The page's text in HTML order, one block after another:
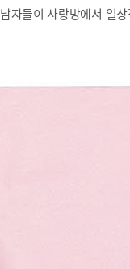
남자들이 사랑방에서 일